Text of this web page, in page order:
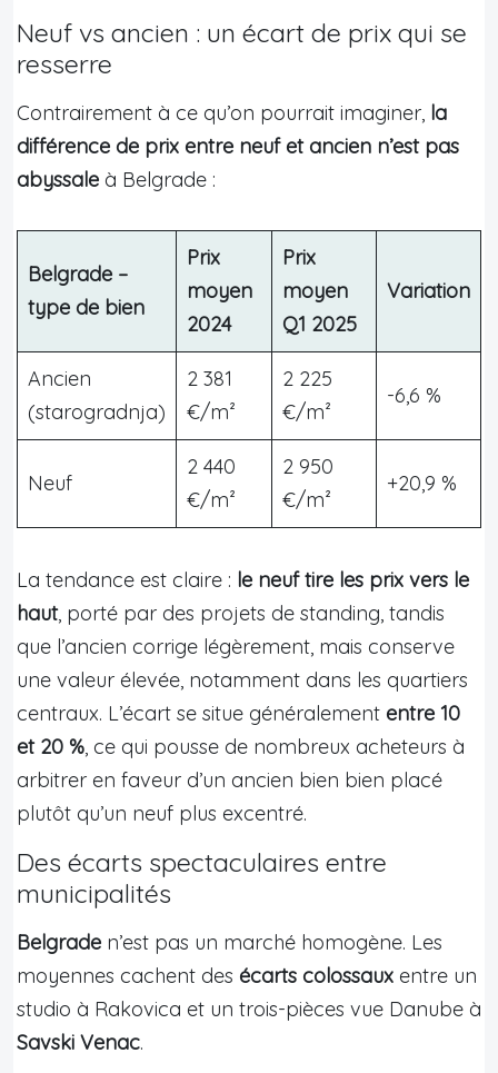
Neuf vs ancien : un écart de prix qui se
resserre
Contrairement à ce qu’on pourrait imaginer, la
différence de prix entre neuf et ancien n’est pas
abyssale à Belgrade :
Belgrade –
type de bien
Prix
moyen
2024
Prix
moyen
Q1 2025
Variation
Ancien
(starogradnja)
2 381
€/m²
2 225
€/m²
-6,6 %
Neuf
2 440
€/m²
2 950
€/m²
+20,9 %
La tendance est claire : le neuf tire les prix vers le
haut, porté par des projets de standing, tandis
que l’ancien corrige légèrement, mais conserve
une valeur élevée, notamment dans les quartiers
centraux. L’écart se situe généralement entre 10
et 20 %, ce qui pousse de nombreux acheteurs à
arbitrer en faveur d’un ancien bien bien placé
plutôt qu’un neuf plus excentré.
Des écarts spectaculaires entre
municipalités
Belgrade n’est pas un marché homogène. Les
moyennes cachent des écarts colossaux entre un
studio à Rakovica et un trois-pièces vue Danube à
Savski Venac.